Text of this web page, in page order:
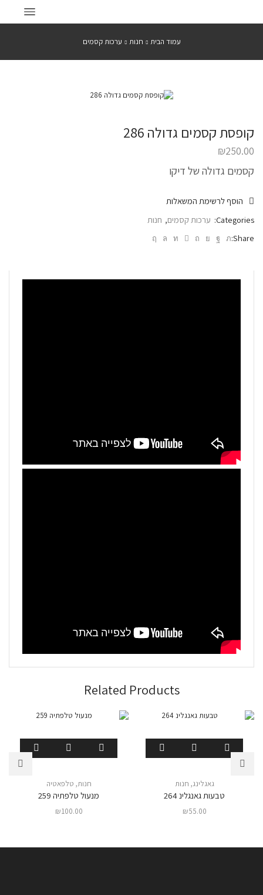
עמוד הבית חנות ערכות קסמים
קופסת קסמים גדולה 286
₪250.00
קסמים גדולה של דיקו
הוסף לרשימת המשאלות
Categories: ערכות קסמים, חנות
Share:
Related Products
גאגלינג, חנות
טבעות גאנגלינ 264
₪55.00
חנות, טלפאטיה
מנעול טלפתיה 259
₪100.00